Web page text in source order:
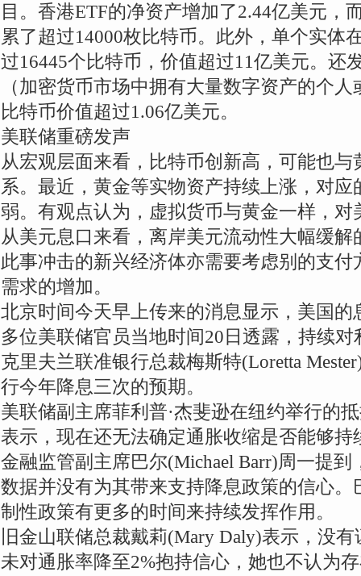
目。香港ETF的净资产增加了2.44亿美元，
累了超过14000枚比特币。此外，单个实体
过16445个比特币，价值超过11亿美元。还
（加密货币市场中拥有大量数字资产的个
比特币价值超过1.06亿美元。
美联储重磅发声
从宏观层面来看，比特币创新高，可能也
系。最近，黄金等实物资产持续上涨，对
弱。有观点认为，虚拟货币与黄金一样，
从美元息口来看，离岸美元流动性大幅缓
此事冲击的新兴经济体亦需要考虑别的支
需求的增加。
北京时间今天早上传来的消息显示，美国
多位美联储官员当地时间20日透露，持续
克里夫兰联准银行总裁梅斯特(Loretta
行今年降息三次的预期。
美联储副主席菲利普·杰斐逊在纽约举行的
表示，现在还无法确定通胀收缩是否能够持
金融监管副主席巴尔(Michael Barr)周一提
数据并没有为其带来支持降息政策的信心
制性政策有更多的时间来持续发挥作用。
旧金山联储总裁戴莉(Mary Daly)表示，没
未对通胀率降至2%抱持信心，她也不认为